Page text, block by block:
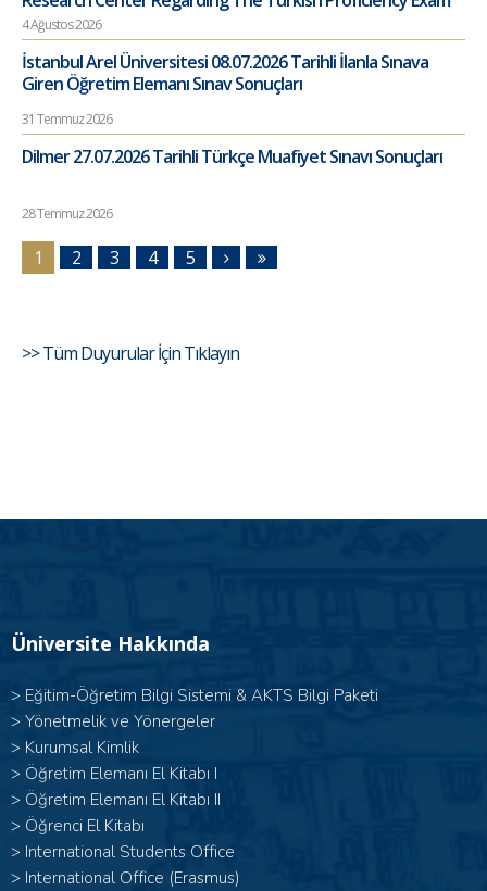
4 Ağustos 2026
İstanbul Arel Üniversitesi 08.07.2026 Tarihli İlanla Sınava
Giren Öğretim Elemanı Sınav Sonuçları
31 Temmuz 2026
Dilmer 27.07.2026 Tarihli Türkçe Muafiyet Sınavı Sonuçları
28 Temmuz 2026
1 2 3 4 5
>> Tüm Duyurular İçin Tıklayın
Üniversite Hakkında
> Eğitim-Öğretim Bilgi Sistemi & AKTS Bilgi Paketi
> Yönetmelik ve Yönergeler
> Kurumsal Kimlik
> Öğretim Elemanı El Kitabı I
> Öğretim Elemanı El Kitabı II
> Öğrenci El Kitabı
> International Students Office
> International Office (Erasmus)